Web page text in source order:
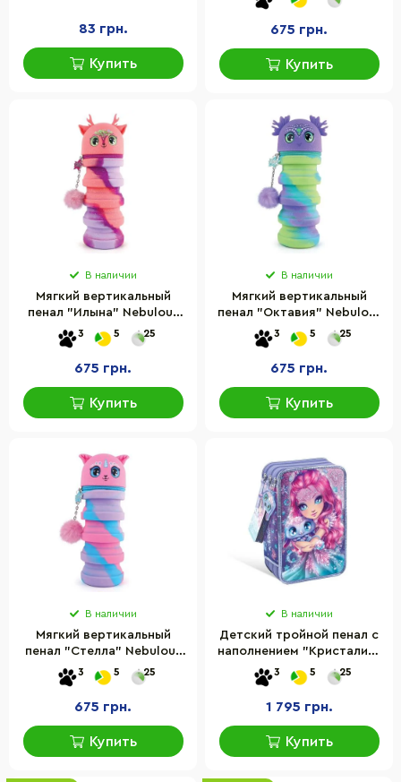
83 грн.
Купить
"Звездные друзья"
675 грн.
Купить
В наличии
Мягкий вертикальный
пенал "Илына" Nebulous
Stars 11437C, серии
"Звездные друзья"
3 5 25
675 грн.
Купить
В наличии
Мягкий вертикальный
пенал "Октавия" Nebulous
Stars 11437B, серии
"Звездные друзья"
3 5 25
675 грн.
Купить
В наличии
Мягкий вертикальный
пенал "Стелла" Nebulous
Stars 11437A, серии
"Звездные друзья"
3 5 25
675 грн.
Купить
В наличии
Детский тройной пенал с
наполнением "Кристалия"
Nebulous Stars 12609
3 5 25
1 795 грн.
Купить